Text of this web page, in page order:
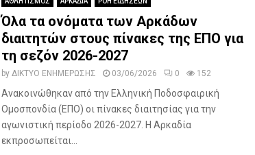
Όλα τα ονόματα των Αρκάδων
διαιτητών στους πίνακες της ΕΠΟ για
τη σεζόν 2026-2027
by ΔΙΚΤΥΟ ΕΝΗΜΕΡΩΣΗΣ 03/06/2026 0 152
Ανακοινώθηκαν από την Ελληνική Ποδοσφαιρική
Ομοσπονδία (ΕΠΟ) οι πίνακες διαιτησίας για την
αγωνιστική περίοδο 2026-2027. Η Αρκαδία
εκπροσωπείται...